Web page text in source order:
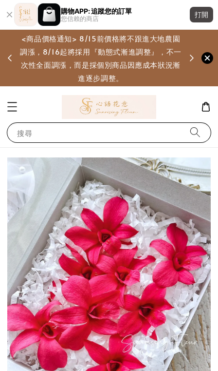
購物APP: 追蹤您的訂單
您信賴的商店
打開
<商品價格通知> 8/15前價格將不跟進大地農園
調漲，8/16起將採用『動態式漸進調整』，不一
次性全面調漲，而是採個別商品因應成本狀況漸
進逐步調整。
搜尋